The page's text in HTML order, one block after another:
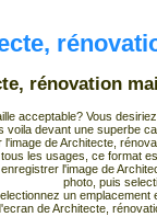
rénovation
acceptable? Vous
voila devant une superbe
l'image de Architecte,
les usages, ce format
l'image de
photo, puis
un emplacement
de Architecte,